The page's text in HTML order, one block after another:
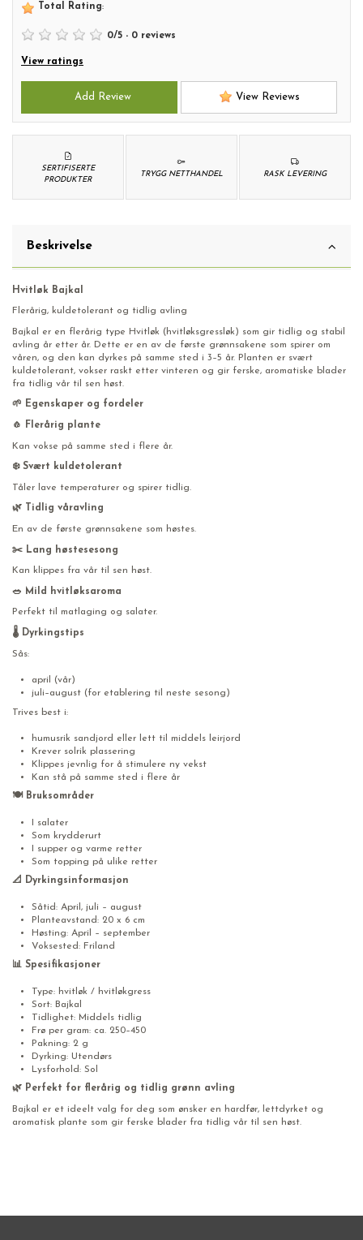
Total Rating:
0/5 - 0 reviews
View ratings
Add Review View Reviews
RASK LEVERING
TRYGG NETTHANDEL
SERTIFISERTE
PRODUKTER
Beskrivelse
Hvitløk Bajkal
Flerårig, kuldetolerant og tidlig avling
Bajkal er en flerårig type Hvitløk (hvitløksgressløk) som gir tidlig og stabil
avling år etter år. Dette er en av de første grønnsakene som spirer om
våren, og den kan dyrkes på samme sted i 3–5 år. Planten er svært
kuldetolerant, vokser raskt etter vinteren og gir ferske, aromatiske blader
fra tidlig vår til sen høst.
🌱 Egenskaper og fordeler
🧄 Flerårig plante
Kan vokse på samme sted i flere år.
❄️ Svært kuldetolerant
Tåler lave temperaturer og spirer tidlig.
🌿 Tidlig våravling
En av de første grønnsakene som høstes.
✂️ Lang høstesesong
Kan klippes fra vår til sen høst.
🥗 Mild hvitløksaroma
Perfekt til matlaging og salater.
🌡️ Dyrkingstips
Sås:
april (vår)
juli–august (for etablering til neste sesong)
Trives best i:
humusrik sandjord eller lett til middels leirjord
Krever solrik plassering
Klippes jevnlig for å stimulere ny vekst
Kan stå på samme sted i flere år
🍽️ Bruksområder
I salater
Som krydderurt
I supper og varme retter
Som topping på ulike retter
📐 Dyrkingsinformasjon
Såtid: April, juli – august
Planteavstand: 20 x 6 cm
Høsting: April – september
Voksested: Friland
📊 Spesifikasjoner
Type: hvitløk / hvitløkgress
Sort: Bajkal
Tidlighet: Middels tidlig
Frø per gram: ca. 250–450
Pakning: 2 g
Dyrking: Utendørs
Lysforhold: Sol
🌿 Perfekt for flerårig og tidlig grønn avling
Bajkal er et ideelt valg for deg som ønsker en hardfør, lettdyrket og
aromatisk plante som gir ferske blader fra tidlig vår til sen høst.